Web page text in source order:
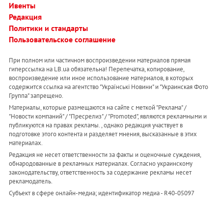
Ивенты
Редакция
Политики и стандарты
Пользовательское соглашение
При полном или частичном воспроизведении материалов прямая
гиперссылка на LB.ua обязательна! Перепечатка, копирование,
воспроизведение или иное использование материалов, в которых
содержится ссылка на агентство "Українськi Новини" и "Украинская Фото
Группа" запрещено.
Материалы, которые размещаются на сайте с меткой "Реклама" /
"Новости компаний" / "Пресрелиз" / "Promoted", являются рекламными и
публикуются на правах рекламы. , однако редакция участвует в
подготовке этого контента и разделяет мнения, высказанные в этих
материалах.
Редакция не несет ответственности за факты и оценочные суждения,
обнародованные в рекламных материалах. Согласно украинскому
законодательству, ответственность за содержание рекламы несет
рекламодатель.
Субъект в сфере онлайн-медиа; идентификатор медиа - R40-05097